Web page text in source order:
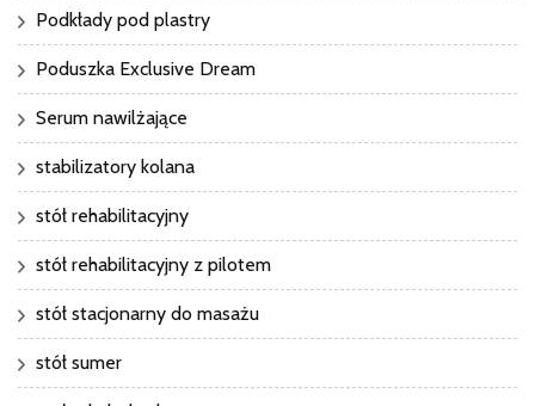
Podkłady pod plastry
Poduszka Exclusive Dream
Serum nawilżające
stabilizatory kolana
stół rehabilitacyjny
stół rehabilitacyjny z pilotem
stół stacjonarny do masażu
stół sumer